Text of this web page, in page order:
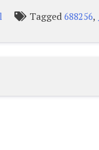
Tagged688256,